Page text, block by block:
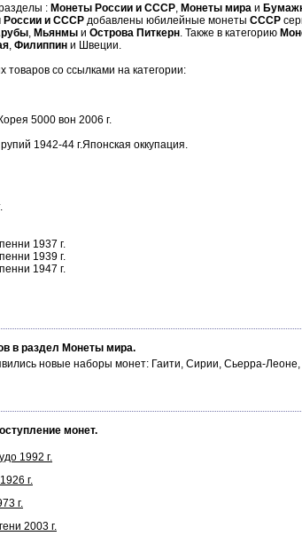
: Монеты России и СССР, Монеты мира и
России и СССР добавлены юбилейные монеты СССР
, Мьянмы и Острова Питкерн. Также в категорию
, Филиппин и Швеции.
товаров со ссылками на категории:
5000 вон 2006 г.
1942-44 г.Японская оккупация.
1937 г.
1939 г.
1947 г.
в раздел Монеты мира.
новые наборы монет: Гаити, Сирии, Сьерра-
монет.
1992 г.
г.
г.
2003 г.